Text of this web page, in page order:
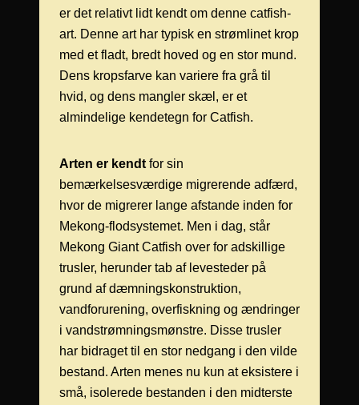
er det relativt lidt kendt om denne catfish-
art. Denne art har typisk en strømlinet krop
med et fladt, bredt hoved og en stor mund.
Dens kropsfarve kan variere fra grå til
hvid, og dens mangler skæl, er et
almindelige kendetegn for Catfish.
Arten er kendt for sin
bemærkelsesværdige migrerende adfærd,
hvor de migrerer lange afstande inden for
Mekong-flodsystemet. Men i dag, står
Mekong Giant Catfish over for adskillige
trusler, herunder tab af levesteder på
grund af dæmningskonstruktion,
vandforurening, overfiskning og ændringer
i vandstrømningsmønstre. Disse trusler
har bidraget til en stor nedgang i den vilde
bestand. Arten menes nu kun at eksistere i
små, isolerede bestanden i den midterste